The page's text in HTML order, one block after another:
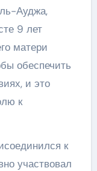
Ауджа,
9 лет
матери
обеспечить
и это
к
к
участвовал